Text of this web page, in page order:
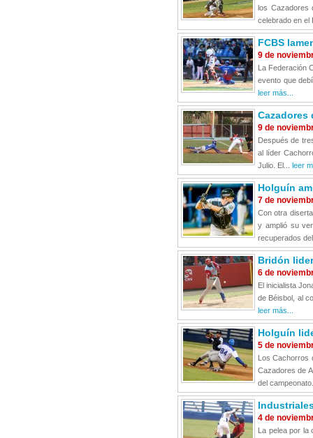
los Cazadores
celebrado en el
FCBS
9 de
La Federación
evento que
leer más...
Cazadores
9 de
Después de
al líder
Julio. El... leer
Holguín
7 de
Con otra
y amplió su
recuperados
Bridón
6 de
El inicialista
de Béisbol, al
leer más...
Holguín
5 de
Los Cachorros
Cazadores de
del
4 de
La pelea por la